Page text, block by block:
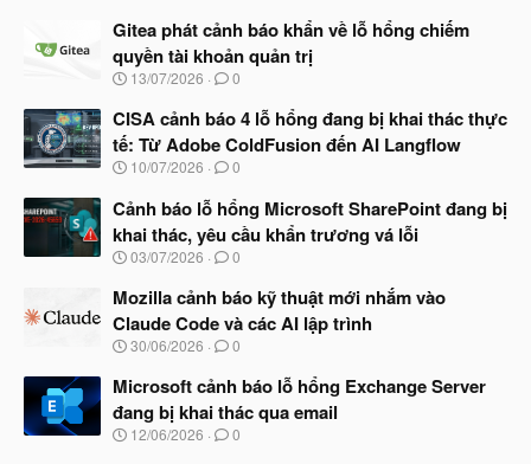
à
b
ắ
đ
ầ
u
Gitea phát cảnh báo khẩn về lỗ hổng chiếm
quyền tài khoản quản trị
N
à
b
ắ
đ
ầ
u
13/07/2026 0
CISA cảnh báo 4 lỗ hổng đang bị khai thác thực
tế: Từ Adobe ColdFusion đến AI Langflow
N
à
y
b
ắ
đ
ầ
u
10/07/2026 0
Cảnh báo lỗ hổng Microsoft SharePoint đang bị
khai thác, yêu cầu khẩn trương vá lỗi
N
à
b
ắ
đ
ầ
u
03/07/2026 0
Mozilla cảnh báo kỹ thuật mới nhắm vào
Claude Code và các AI lập trình
N
à
b
ắ
30/06/2026 0
Microsoft cảnh báo lỗ hổng Exchange Server
đang bị khai thác qua email
N
12/06/2026 0